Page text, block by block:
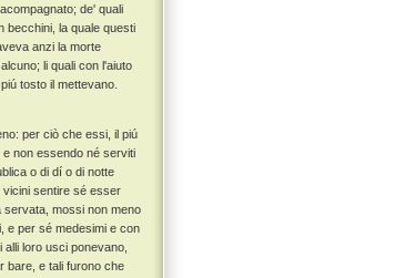
de' quali
becchini, la quale questi
anzi la morte
li quali con l'aiuto
tosto il mettevano.
per ciò che essi, il piú
non essendo né serviti
o di dí o di notte
vicini sentire sé esser
servata, mossi non meno
e per sé medesimi e con
loro usci ponevano,
bare, e tali furono che